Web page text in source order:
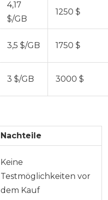
4,17
$/GB
1250 $
3,5 $/GB 1750 $
3 $/GB 3000 $
Nachteile
Keine
Testmöglichkeiten vor
dem Kauf